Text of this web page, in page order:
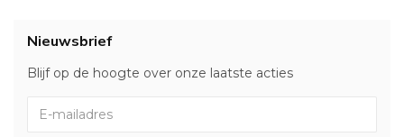
Nieuwsbrief
Blijf op de hoogte over onze laatste acties